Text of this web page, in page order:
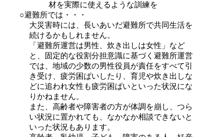
材を実際に使えるような訓練を
○避難所では・・・
大災害時には、長いあいだ避難所で共同生活を
続けるかもしれません。
「避難所運営は男性、炊き出しは女性」など
と、固定的な役割分担意識に基づく避難所運営
では、地域の少数の男性役員が責任をすべて引
き受け、疲労困ぱいしたり、育児や炊き出しな
どに追われ女性も疲労困ぱいといった状況にな
りかねません。
また、高齢者や障害者の方が体調を崩し、つら
い状況に置かれても、なかなか相談できないと
いった状況もあります。